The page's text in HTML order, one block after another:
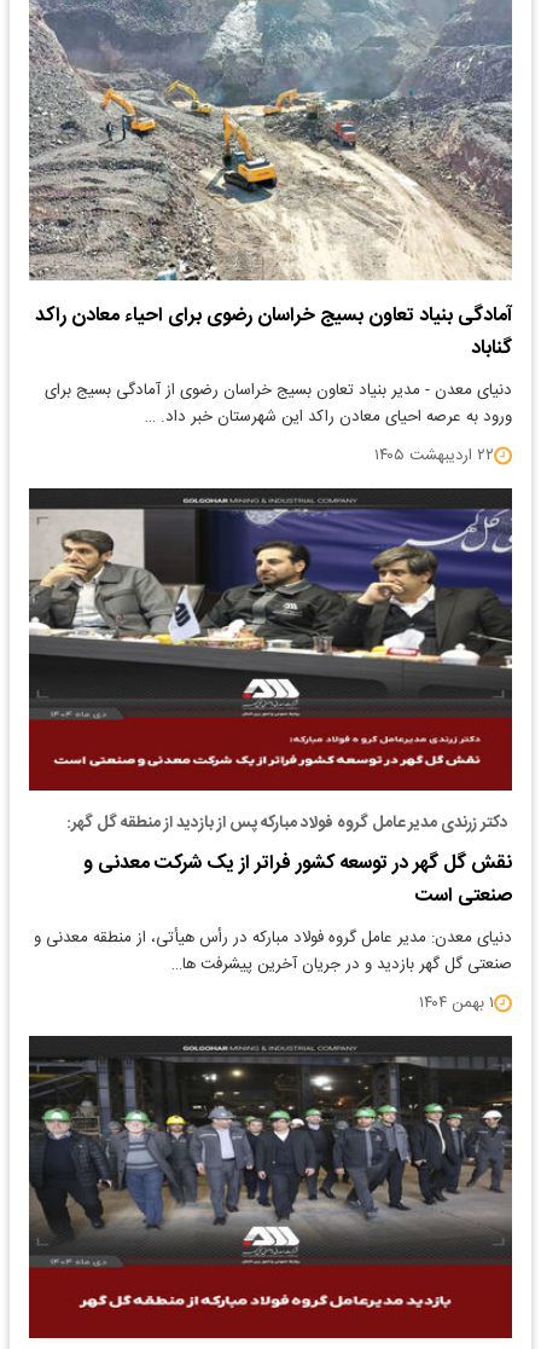
آمادگی بنیاد تعاون بسیج خراسان رضوی برای احیاء معادن راکد
گناباد
دنیای معدن - مدیر بنیاد تعاون بسیج خراسان رضوی از آمادگی بسیج برای
ورود به عرصه احیای معادن راکد این شهرستان خبر داد. …
۲۲ اردیبهشت ۱۴۰۵
​ دکتر زرندی مدیر عامل گروه فولاد مبارکه پس از بازدید از منطقه گل گهر:
نقش گل گهر در توسعه کشور فراتر از یک شرکت معدنی و
صنعتی است
دنیای معدن: مدیر عامل گروه فولاد مبارکه در رأس هیأتی، از منطقه معدنی و
صنعتی گل گهر بازدید و در جریان آخرین پیشرفت ها…
۱ بهمن ۱۴۰۴